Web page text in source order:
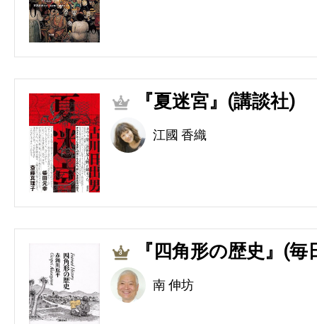
2 『夏迷宮』(講談社)
江國 香織
3 『四角形の歴史』(毎
南 伸坊